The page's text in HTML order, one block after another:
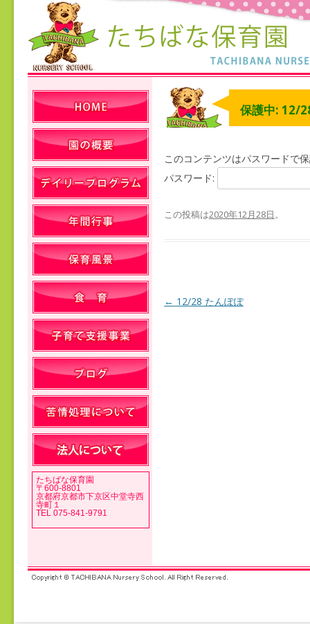
保護中: 12/
このコンテンツはパスワードで
パスワード:
この投稿は2020年12月28日。
投稿ナビゲーション
← 12/28 たんぽぽ
たちばな保育園
〒600-8801
京都府京都市下京区中堂寺西
寺町１
TEL 075-841-9791